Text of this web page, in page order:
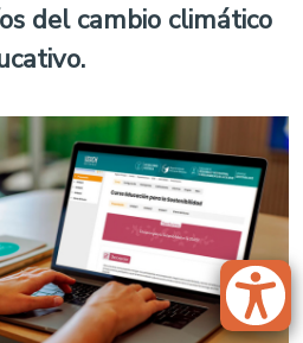
del cambio climático